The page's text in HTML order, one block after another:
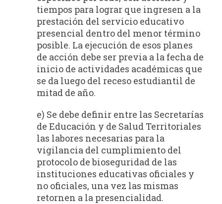
tiempos para lograr que ingresen a la
prestación del servicio educativo
presencial dentro del menor término
posible. La ejecución de esos planes
de acción debe ser previa a la fecha de
inicio de actividades académicas que
se da luego del receso estudiantil de
mitad de año.
e) Se debe definir entre las Secretarías
de Educación y de Salud Territoriales
las labores necesarias para la
vigilancia del cumplimiento del
protocolo de bioseguridad de las
instituciones educativas oficiales y
no oficiales, una vez las mismas
retornen a la presencialidad.